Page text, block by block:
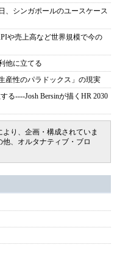
、シンガポールのユースケース
や売上高など世界規模で今の
他に立てる
産性のパラドックス」の現実
る----Josh Bersinが描くHR 2030
り、企画・構成されていま
、オルタナティブ・ブロ